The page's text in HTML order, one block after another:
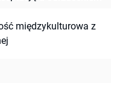
międzykulturowa z